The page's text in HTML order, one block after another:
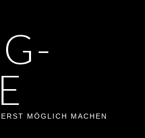
MÖGLICH MACHEN